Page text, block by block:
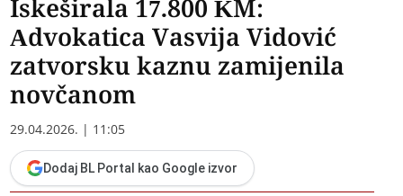
Iskeširala 17.800 KM:
Advokatica Vasvija Vidović
zatvorsku kaznu zamijenila
novčanom
29.04.2026. | 11:05
Dodaj BL Portal kao Google izvor